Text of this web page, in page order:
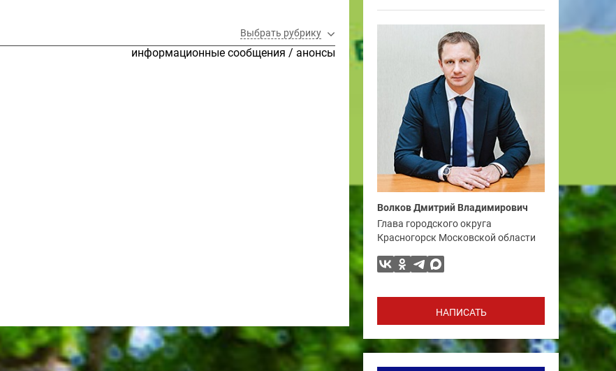
Выбрать рубрику
информационные сообщения / анонсы
Волков Дмитрий Владимирович
Глава городского округа
Красногорск Московской области
НАПИСАТЬ